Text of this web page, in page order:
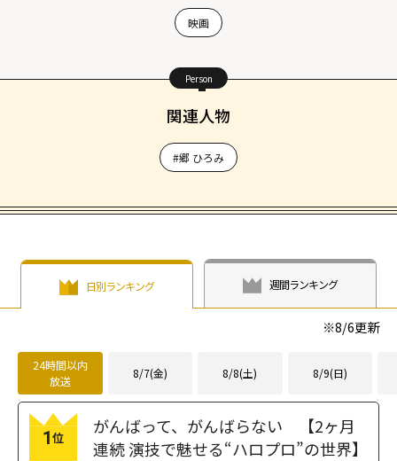
映画
Person
関連人物
#郷 ひろみ
日別ランキング 週間ランキング
※8/6更新
24時間以内
放送
8/7(金) 8/8(土) 8/9(日)
1位
がんばって、がんばらない 【2ヶ月
連続 演技で魅せる“ハロプロ”の世界】